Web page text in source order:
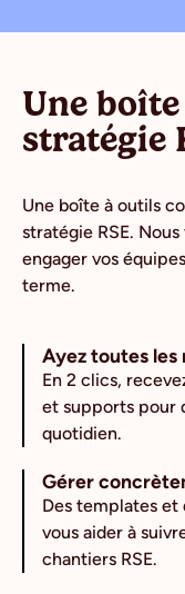
Une
stratégie
Une boîte à outils
stratégie RSE.
engager vos
terme.
Ayez toutes les
En 2 clics,
et supports pour
quotidien.
Gérer
Des templates et
vous aider à
chantiers RSE.